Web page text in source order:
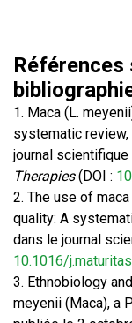
Maca (L.
systematic
journal scientifique
Therapies(DOI :
The use of
quality: A
dans le journal
10.1016/
Ethnobiology
meyenii (Maca), a